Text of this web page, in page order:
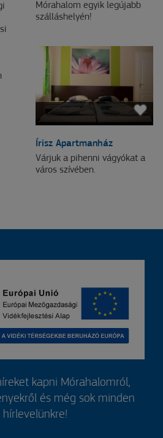
Mórahalom egyik legújabb
szálláshelyén!
Írisz Apartmanház
Várjuk a pihenni vágyókat a
város szívében.
kapni Mórahalomról,
és még sok minden